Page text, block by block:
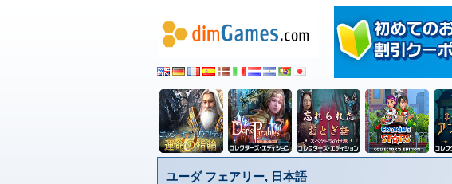
ユーダ フェアリー, 日本語